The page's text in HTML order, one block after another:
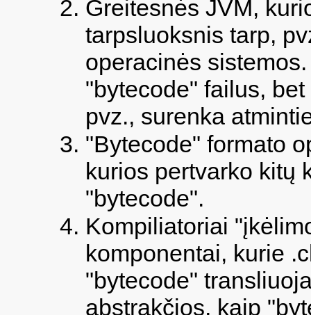
Greitesnės JVM,
tarpsluoksnis tarp,
operacinės
"bytecode" failus,
pvz., surenka
"Bytecode" formato
kurios pertvarko kitų
"bytecode".
Kompiliatoriai
komponentai, kurie
"bytecode"
abstrakčios, kaip